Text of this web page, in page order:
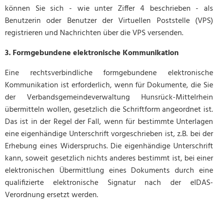
können Sie sich - wie unter Ziffer 4 beschrieben - als
Benutzerin oder Benutzer der Virtuellen Poststelle (VPS)
registrieren und Nachrichten über die VPS versenden.
3. Formgebundene elektronische Kommunikation
Eine rechtsverbindliche formgebundene elektronische
Kommunikation ist erforderlich, wenn für Dokumente, die Sie
der Verbandsgemeindeverwaltung Hunsrück-Mittelrhein
übermitteln wollen, gesetzlich die Schriftform angeordnet ist.
Das ist in der Regel der Fall, wenn für bestimmte Unterlagen
eine eigenhändige Unterschrift vorgeschrieben ist, z.B. bei der
Erhebung eines Widerspruchs. Die eigenhändige Unterschrift
kann, soweit gesetzlich nichts anderes bestimmt ist, bei einer
elektronischen Übermittlung eines Dokuments durch eine
qualifizierte elektronische Signatur nach der eIDAS-
Verordnung ersetzt werden.